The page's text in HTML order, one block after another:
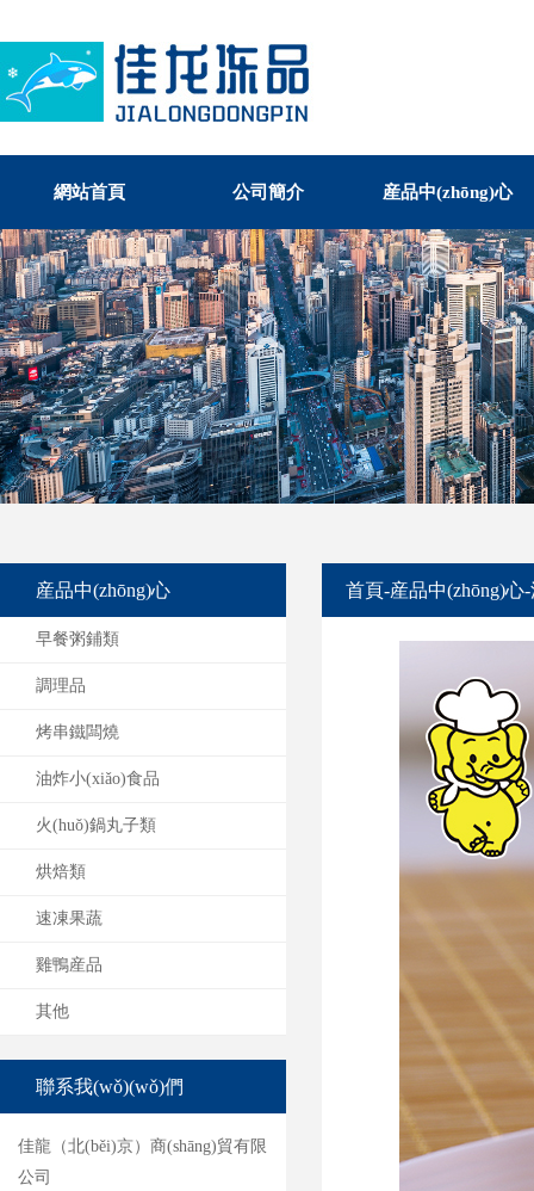
網站首頁 公司簡介 産品中(zhōng)心
産品中(zhōng)心
早餐粥鋪類
調理品
烤串鐵闆燒
油炸小(xiǎo)食品
火(huǒ)鍋丸子類
烘焙類
速凍果蔬
雞鴨産品
其他
聯系我(wǒ)(wǒ)們
佳龍（北(běi)京）商(shāng)貿有限
公司
首頁-産品中(zhōng)心-